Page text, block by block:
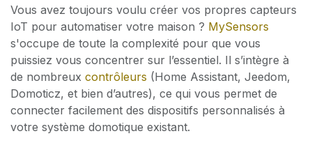
Vous avez toujours voulu créer vos propres capteurs
IoT pour automatiser votre maison ? MySensors
s'occupe de toute la complexité pour que vous
puissiez vous concentrer sur l’essentiel. Il s’intègre à
de nombreux contrôleurs (Home Assistant, Jeedom,
Domoticz, et bien d’autres), ce qui vous permet de
connecter facilement des dispositifs personnalisés à
votre système domotique existant.